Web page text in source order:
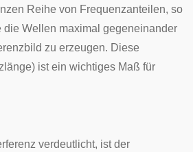
Reihe von Frequenzanteilen, so
Wellen maximal gegeneinander
zu erzeugen. Diese
) ist ein wichtiges Maß für
verdeutlicht, ist der